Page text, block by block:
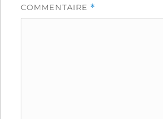
COMMENTAIRE *